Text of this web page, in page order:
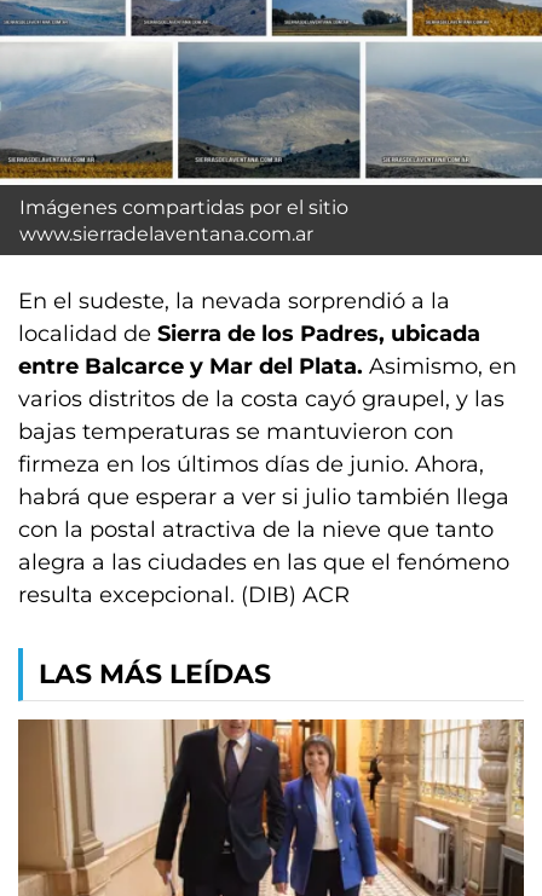
Imágenes compartidas por el sitio
www.sierradelaventana.com.ar
En el sudeste, la nevada sorprendió a la
localidad de Sierra de los Padres, ubicada
entre Balcarce y Mar del Plata. Asimismo, en
varios distritos de la costa cayó graupel, y las
bajas temperaturas se mantuvieron con
firmeza en los últimos días de junio. Ahora,
habrá que esperar a ver si julio también llega
con la postal atractiva de la nieve que tanto
alegra a las ciudades en las que el fenómeno
resulta excepcional. (DIB) ACR
LAS MÁS LEÍDAS